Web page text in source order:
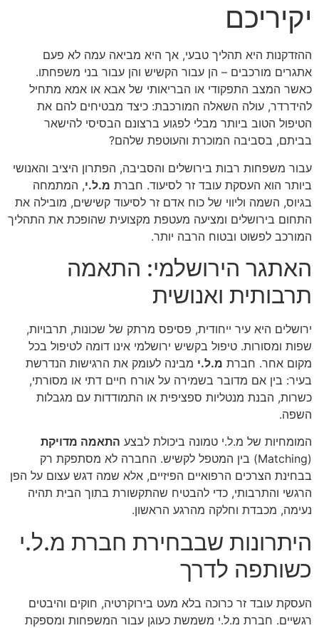
יקיריכם
ההזדקנות היא תהליך טבעי, אך היא מביאה עמה לא פעם
אתגרים מורכבים – הן עבור הקשיש והן עבור בני משפחתו.
כאשר המצב התפקודי או הבריאותי של אבא או אמא מתחיל
להידרדר, עולה השאלה המורכבת: כיצד מבטיחים להם את
הטיפול הטוב ביותר מבלי לפגוע ברצונם הבסיסי להישאר
בביתם, בסביבה המוכרת והעוטפת שלהם?
עבור משפחות רבות בירושלים והסביבה, הפתרון היציב והאנושי
ביותר הוא העסקת עובד זר לסיעוד. חברת מ.ל.י, המתמחה
בגיוס, השמה וליווי של כוח אדם זר לסיעוד קשישים, מובילה את
התחום בירושלים ומציעה מעטפת מקצועית שהופכת את התהליך
המורכב לפשוט ובטוח הרבה יותר.
האתגר הירושלמי: התאמה
תרבותית ואנושית
ירושלים היא עיר ייחודית, פסיפס מרתק של שכונות, תרבויות,
שפות ומסורות. טיפול בקשיש ירושלמי אינו דומה לטיפול בכל
מקום אחר. חברת מ.ל.י מבינה לעומק את הרגישות הנדרשת
בעיר: בין אם מדובר בשמירה על אורח חיים דתי או מסורתי,
כשרות, הבנת מנטליות ספציפית או התמודדות עם מגבלות
השפה.
המומחיות של מ.ל.י טמונה ביכולת לבצע התאמה מדויקת
(Matching) בין המטפל לקשיש.
החברה לא מסתפקת רק
בבחינת הצרכים הרפואיים הפיזיים, אלא שמה דגש עצום על הפן
הרגשי והתרבותי, כדי להבטיח שהתקשורת בתוך הבית תהיה
נעימה, מכבדת וחלקה מהרגע הראשון.
היתרונות שבבחירת חברת מ.ל.י
כשותפה לדרך
העסקת עובד זר כרוכה בלא מעט בירוקרטיה, חוקים והיבטים
רגשיים. חברת מ.ל.י משמשת כעוגן עבור המשפחות ומספקת